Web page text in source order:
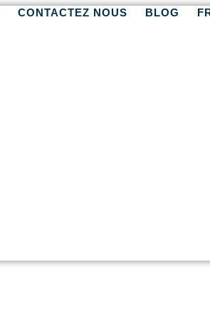
CONTACTEZ NOUS BLOG